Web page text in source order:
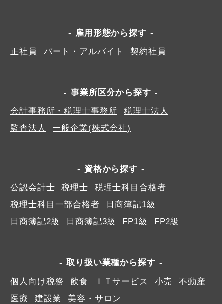
雇用形態から探す
正社員
パート・アルバイト 契約社員
事業所区分から探す
会計事務所・税理士事務所
税理士法人
監査法人
一般企業(株式会社)
資格から探す
公認会計士
税理士
税理士科目合格者
税理士科目一部合格者
日商簿記1級
日商簿記2級
日商簿記3級 FP1級 FP2級
取り扱い業種から探す
個人向け税務
飲食 ＩＴサービス 小売
不動産
医療
建設業 美容・サロン